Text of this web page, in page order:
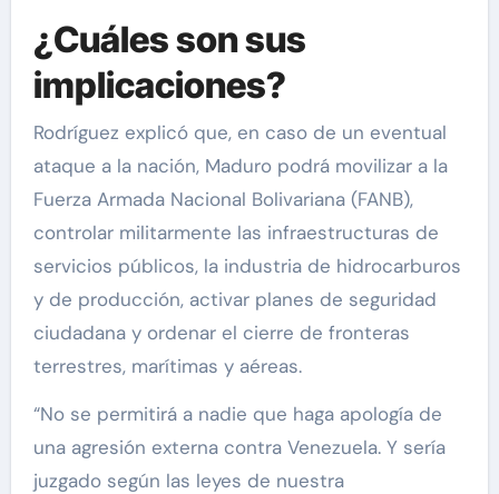
¿Cuáles son sus
implicaciones?
Rodríguez explicó que, en caso de un eventual
ataque a la nación, Maduro podrá movilizar a la
Fuerza Armada Nacional Bolivariana (FANB),
controlar militarmente las infraestructuras de
servicios públicos, la industria de hidrocarburos
y de producción, activar planes de seguridad
ciudadana y ordenar el cierre de fronteras
terrestres, marítimas y aéreas.
“No se permitirá a nadie que haga apología de
una agresión externa contra Venezuela. Y sería
juzgado según las leyes de nuestra